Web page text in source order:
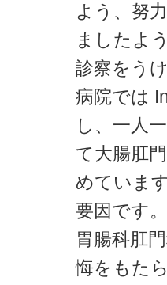
よう、努
ましたよ
診察をう
病院では
し、一人
て大腸肛
めていま
要因です
胃腸科肛
悔をもた